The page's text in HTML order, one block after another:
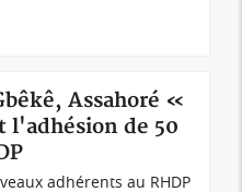
Assahoré «
de 50
adhérents au RHDP